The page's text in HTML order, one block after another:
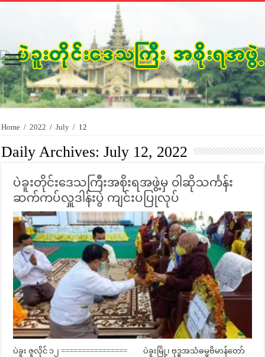
Home / 2022 / July / 12
Daily Archives:July 12, 2022
ပဲခူးတိုင်းဒေသကြီးအစိုးရအဖွဲ့မှ ဝါဆိုသင်္ကန်း
ဆက်ကပ်လှူဒါန်းပွဲ ကျင်းပပြုလုပ်
ပဲခူး ဇူလိုင် ၁၂ ================ ပဲခူးမြို့၊ ဗုဒ္ဓအသံဓမ္မဗိမာန်တော်